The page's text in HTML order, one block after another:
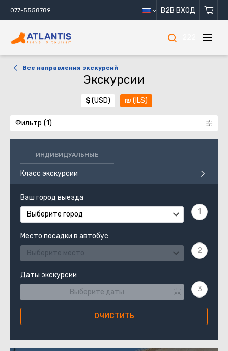
077-5558789 B2B ВХОД
Все направления экскурсий
Экскурсии
$(USD) ₪ (ILS)
Фильтр
ИНДИВИДУАЛЬНЫЕ
Класс экскурсии
Ваш город выезда
Выберите город
Место посадки в автобус
Выберите место
Даты экскурсии
ОЧИСТИТЬ